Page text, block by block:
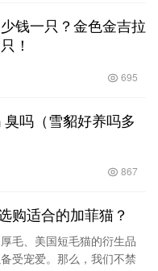
钱一只？金色金吉拉
！
695
吗（雪貂好养吗多
867
购适合的加菲猫？
毛、美国短毛猫的衍生品
受宠爱。那么，我们不禁